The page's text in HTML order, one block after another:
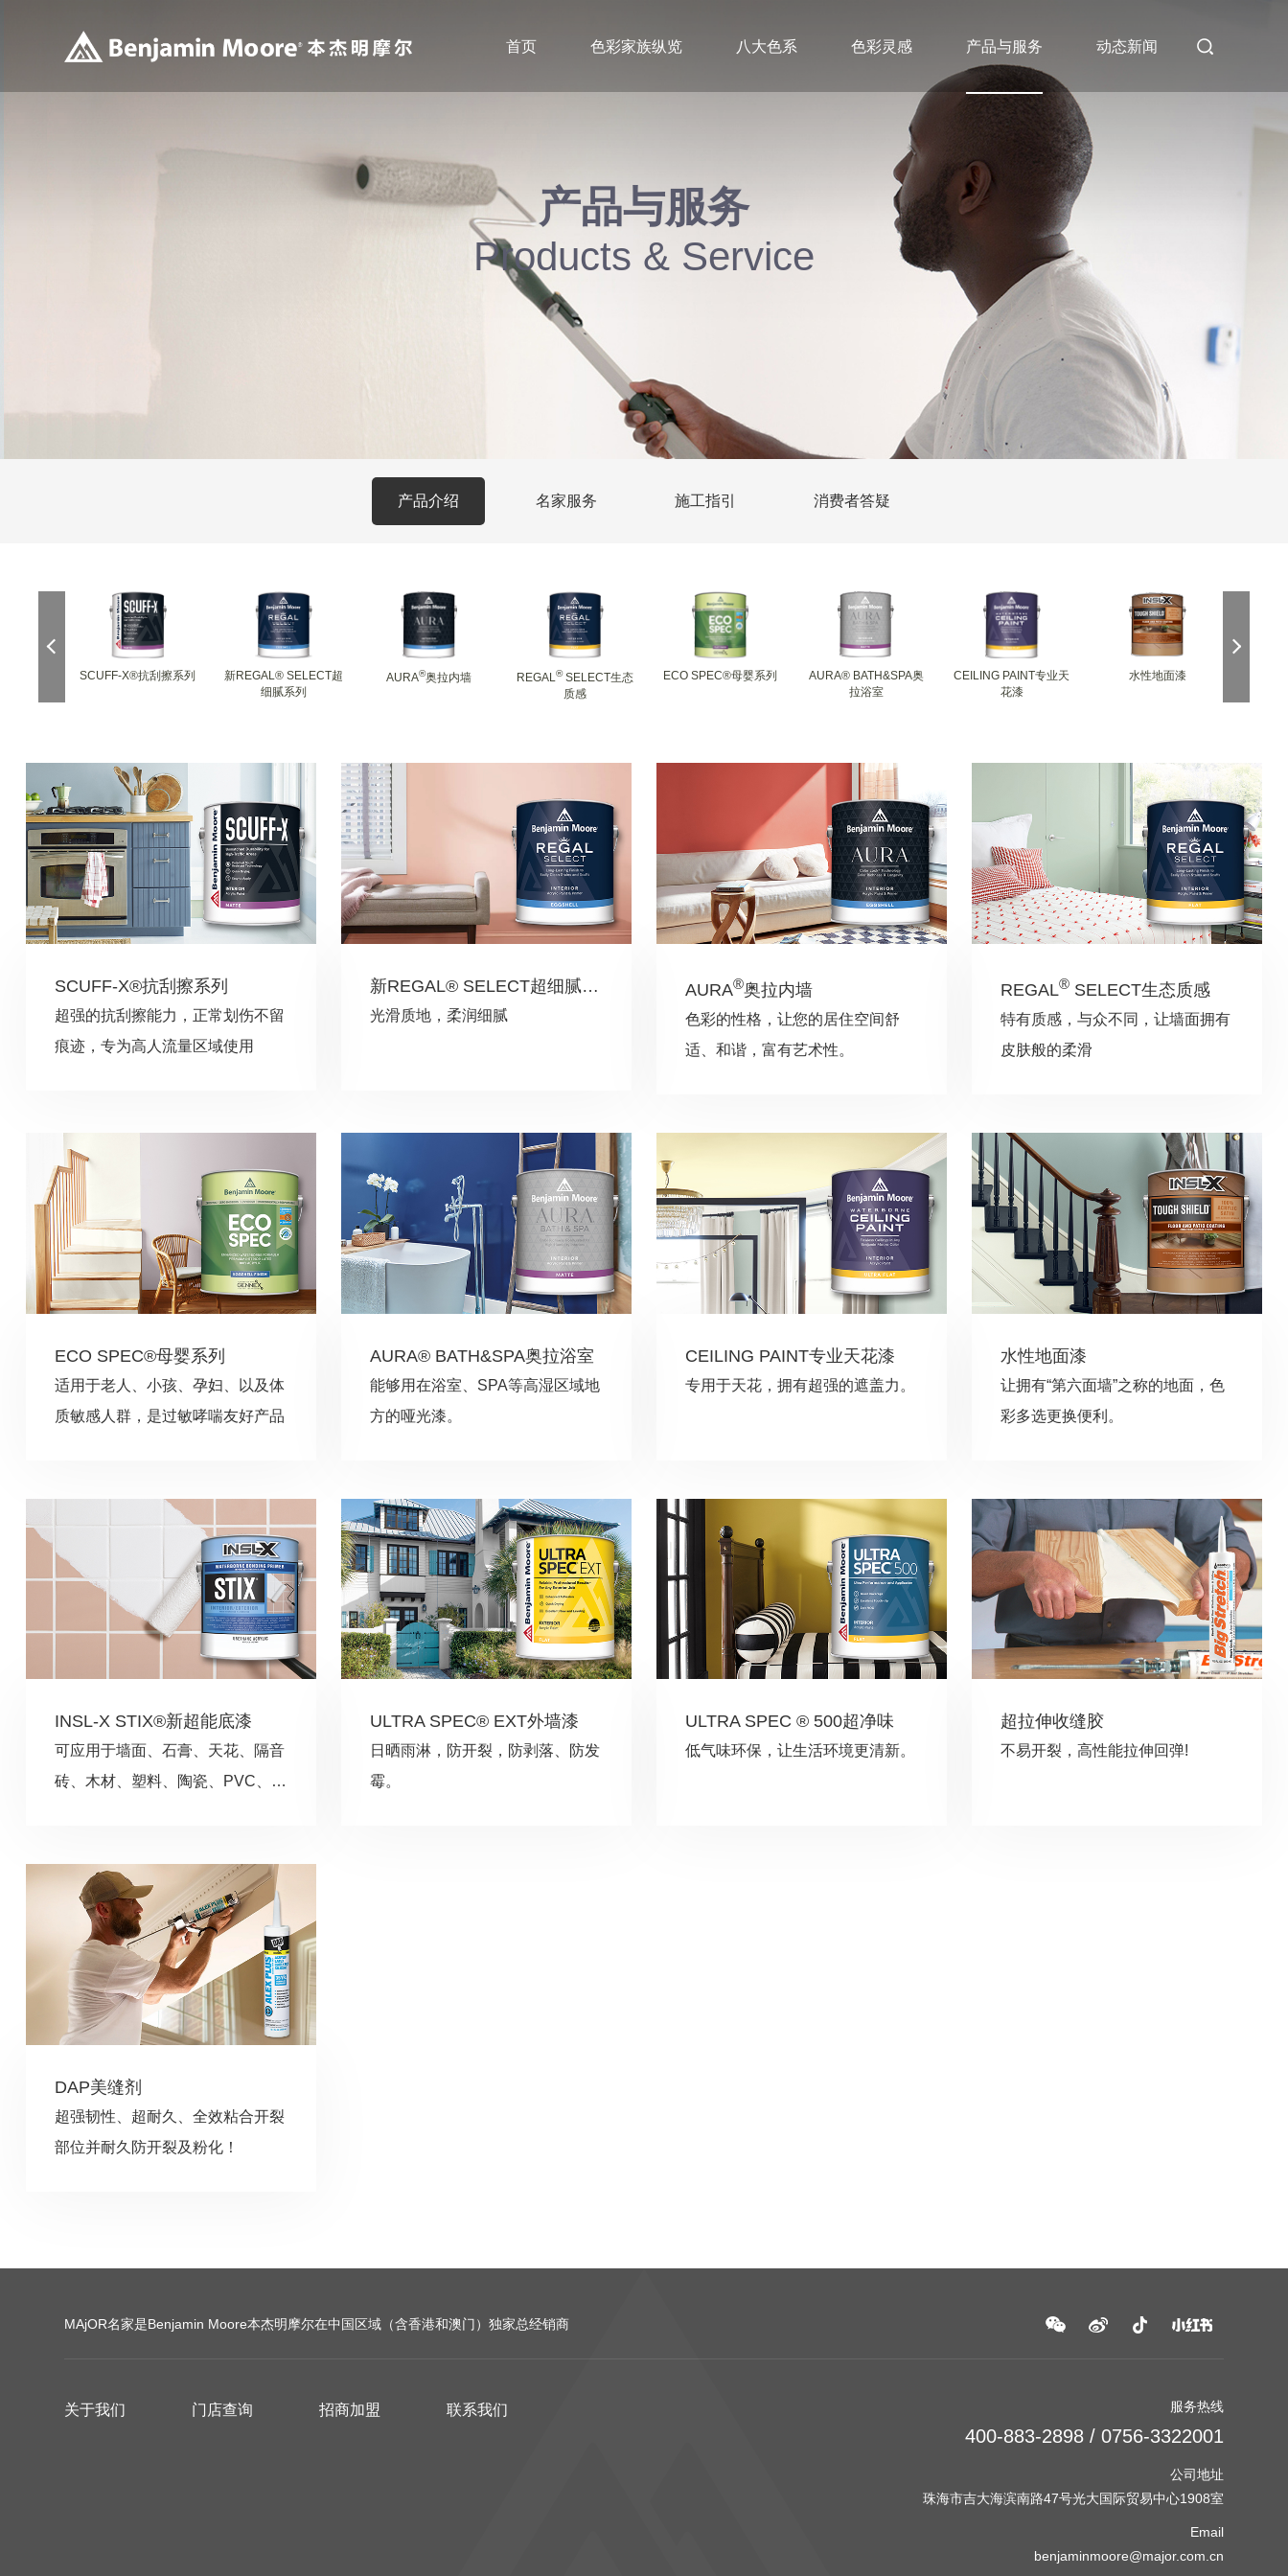
首页 色彩家族纵览 八大色系 色彩灵感 产品与服务 动态新闻
产品与服务
Products & Service
产品介绍 名家服务 施工指引 消费者答疑
SCUFF-X®抗刮擦系列
新REGAL® SELECT超
细腻系列
AURA®奥拉内墙 REGAL ®SELECT生态
质感
ECO SPEC®母婴系列
AURA® BATH&SPA奥
拉浴室
CEILING PAINT专业天
花漆
水性地面漆
SCUFF-X®抗刮擦系列
超强的抗刮擦能力，正常划伤不留
痕迹，专为高人流量区域使用
新REGAL® SELECT超细腻系列
光滑质地，柔润细腻
AURA®奥拉内墙
色彩的性格，让您的居住空间舒
适、和谐，富有艺术性。
REGAL®SELECT生态质感
特有质感，与众不同，让墙面拥有
皮肤般的柔滑
ECO SPEC®母婴系列
适用于老人、小孩、孕妇、以及体
质敏感人群，是过敏哮喘友好产品
AURA® BATH&SPA奥拉浴室
能够用在浴室、SPA等高湿区域地
方的哑光漆。
CEILING PAINT专业天花漆
专用于天花，拥有超强的遮盖力。
水性地面漆
让拥有“第六面墙”之称的地面，色
彩多选更换便利。
INSL-X STIX®新超能底漆
可应用于墙面、石膏、天花、隔音
砖、木材、塑料、陶瓷、PVC、镀
ULTRA SPEC® EXT外墙漆
日晒雨淋，防开裂，防剥落、防发
霉。
ULTRA SPEC ® 500超净味
低气味环保，让生活环境更清新。
超拉伸收缝胶
不易开裂，高性能拉伸回弹!
DAP美缝剂
超强韧性、超耐久、全效粘合开裂
部位并耐久防开裂及粉化！
MAjOR名家是Benjamin Moore本杰明摩尔在中国区域（含香港和澳门）独家总经销商
关于我们 门店查询 招商加盟 联系我们 服务热线
400-883-2898 / 0756-3322001
公司地址
珠海市吉大海滨南路47号光大国际贸易中心1908室
Email
benjaminmoore@major.com.cn